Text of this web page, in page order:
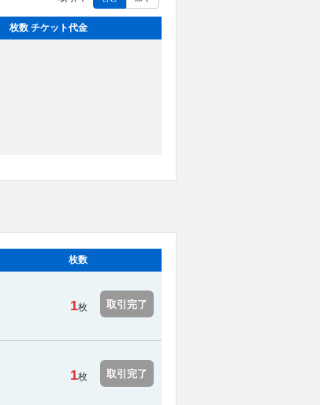
枚数 チケット代金
枚数
1枚 取引完了
1枚 取引完了